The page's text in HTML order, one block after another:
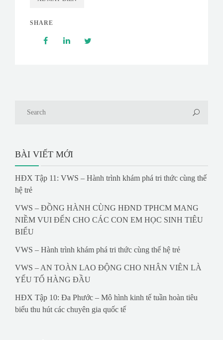
SHARE
BÀI VIẾT MỚI
HĐX Tập 11: VWS – Hành trình khám phá tri thức cùng thế
hệ trẻ
VWS – ĐỒNG HÀNH CÙNG HĐND TPHCM MANG
NIỀM VUI ĐẾN CHO CÁC CON EM HỌC SINH TIÊU
BIỂU
VWS – Hành trình khám phá tri thức cùng thế hệ trẻ
VWS – AN TOÀN LAO ĐỘNG CHO NHÂN VIÊN LÀ
YẾU TỐ HÀNG ĐẦU
HĐX Tập 10: Đa Phước – Mô hình kinh tế tuần hoàn tiêu
biểu thu hút các chuyên gia quốc tế